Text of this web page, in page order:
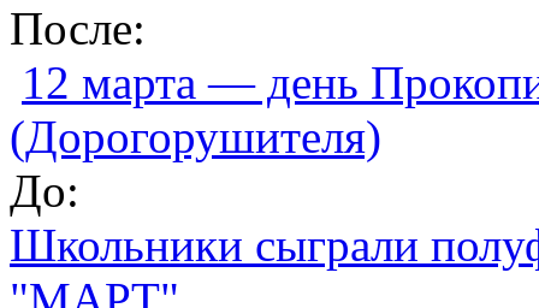
После:
12 марта — день
(Дорогорушителя)
До:
Школьники сыграли